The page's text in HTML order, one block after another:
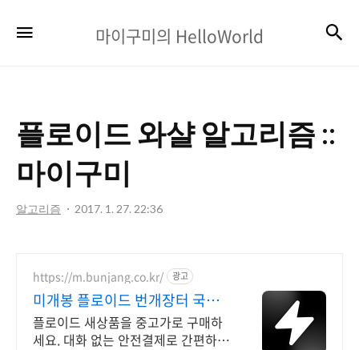
이
의
마이구미의 HelloWorld
플로이드 와샬 알고리즘 ::
마이구미
알고리즘 2017. 1. 27. 22:36
https://m.bunjang.co.kr/ 광고
미개봉 플로이드 번개장터 국내
최대 브랜드 중고거래
플로이드 새상품을 중고가로 구매하
세요. 대화 없는 안전결제로 간편하